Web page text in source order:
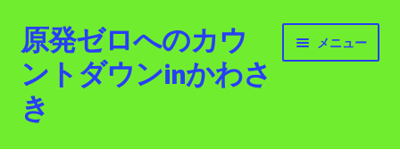
ナ
ビ
ゲ
ー
シ
コ
ン
テ
ン
ツ
原発ゼロへのカウ
ントダウンinかわさ
き
メニュー
ホーム